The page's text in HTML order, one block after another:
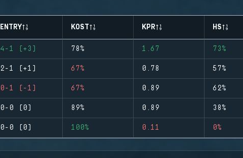
ENTRY KOST KPR HS
4-1 (+3) 78% 1.67 73%
2-1 (+1) 67% 0.78 57%
0-1 (-1) 67% 0.89 62%
0-0 (0) 89% 0.89 38%
0-0 (0) 100% 0.11 0%